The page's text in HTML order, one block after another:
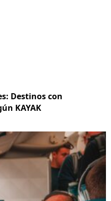
Destinos con
KAYAK